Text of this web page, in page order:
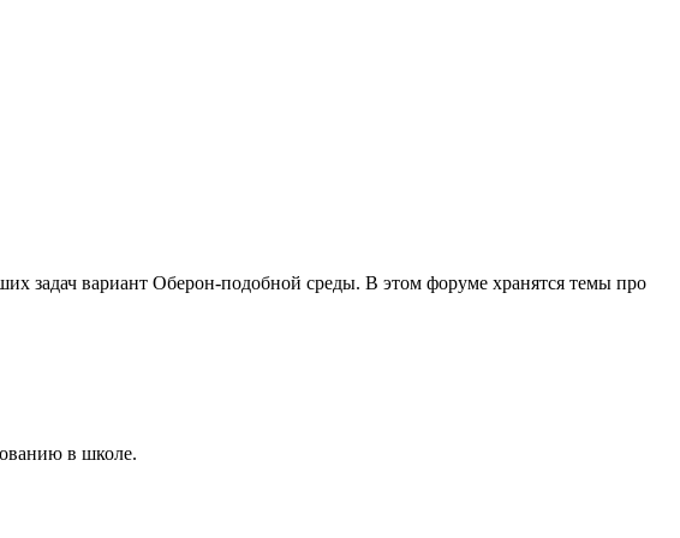
задач вариант Оберон-подобной среды. В этом форуме хранятся темы про
в школе.